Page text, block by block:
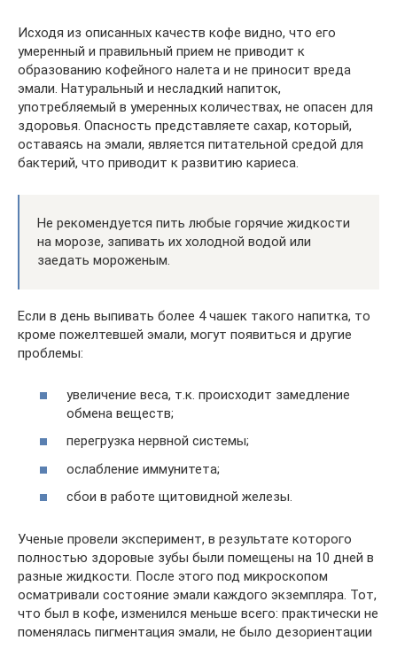
Исходя из описанных качеств кофе видно, что его
умеренный и правильный прием не приводит к
образованию кофейного налета и не приносит вреда
эмали. Натуральный и несладкий напиток,
употребляемый в умеренных количествах, не опасен для
здоровья. Опасность представляете сахар, который,
оставаясь на эмали, является питательной средой для
бактерий, что приводит к развитию кариеса.
Не рекомендуется пить любые горячие жидкости
на морозе, запивать их холодной водой или
заедать мороженым.
Если в день выпивать более 4 чашек такого напитка, то
кроме пожелтевшей эмали, могут появиться и другие
проблемы:
увеличение веса, т.к. происходит замедление
обмена веществ;
перегрузка нервной системы;
ослабление иммунитета;
сбои в работе щитовидной железы.
Ученые провели эксперимент, в результате которого
полностью здоровые зубы были помещены на 10 дней в
разные жидкости. После этого под микроскопом
осматривали состояние эмали каждого экземпляра. Тот,
что был в кофе, изменился меньше всего: практически не
поменялась пигментация эмали, не было дезориентации